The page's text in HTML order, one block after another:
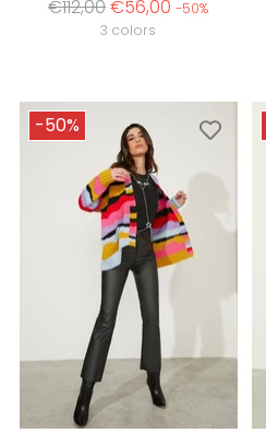
Regular
€112,00€56,00 -50%
3 colors
-50%